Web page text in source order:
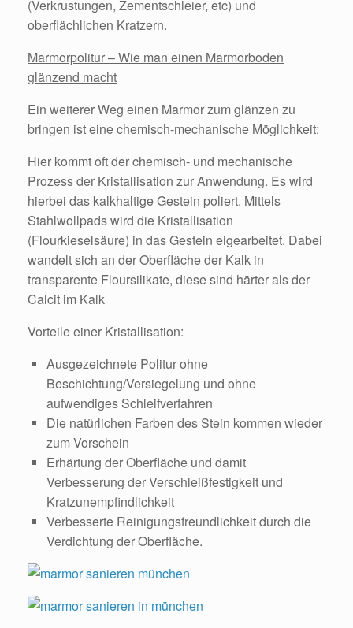
(Verkrustungen, Zementschleier, etc) und
oberflächlichen Kratzern.
Marmorpolitur – Wie man einen Marmorboden
glänzend macht
Ein weiterer Weg einen Marmor zum glänzen zu
bringen ist eine chemisch-mechanische Möglichkeit:
Hier kommt oft der chemisch- und mechanische
Prozess der Kristallisation zur Anwendung. Es wird
hierbei das kalkhaltige Gestein poliert. Mittels
Stahlwollpads wird die Kristallisation
(Flourkieselsäure) in das Gestein eigearbeitet. Dabei
wandelt sich an der Oberfläche der Kalk in
transparente Floursilikate, diese sind härter als der
Calcit im Kalk
Vorteile einer Kristallisation:
Ausgezeichnete Politur ohne
Beschichtung/Versiegelung und ohne
aufwendiges Schleifverfahren
Die natürlichen Farben des Stein kommen wieder
zum Vorschein
Erhärtung der Oberfläche und damit
Verbesserung der Verschleißfestigkeit und
Kratzunempfindlichkeit
Verbesserte Reinigungsfreundlichkeit durch die
Verdichtung der Oberfläche.